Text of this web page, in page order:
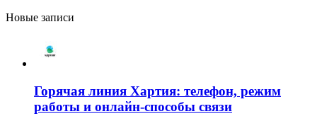
Новые записи
Горячая линия Хартия: телефон, режим
работы и онлайн-способы связи